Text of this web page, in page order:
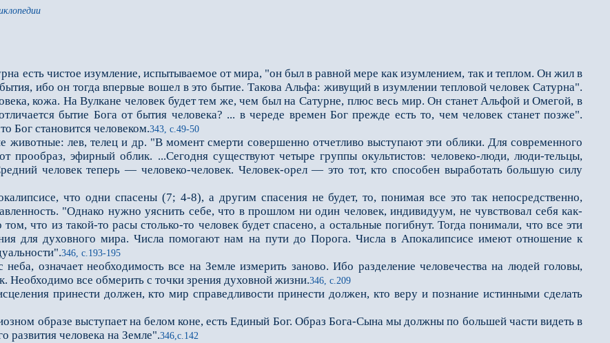
есть чистое изумление, испытываемое от мира, "он был в равной мере как изумлением, так и теплом. Он жил в
ибо он тогда впервые вошел в это бытие. Такова Альфа: живущий в изумлении тепловой человек Сатурна".
кожа. На Вулкане человек будет тем же, чем был на Сатурне, плюс весь мир. Он станет Альфой и Омегой, в
бытие Бога от бытия человека? ... в череде времен Бог прежде есть то, чем человек станет позже".
Бог становится человеком.343, с.49-50
лев, телец и др. "В момент смерти совершенно отчетливо выступают эти облики. Для современного
прообраз, эфирный облик. ...Сегодня существуют четыре группы окультистов: человеко-люди, люди-тельцы,
человек теперь — человеко-человек. Человек-орел — это тот, кто способен выработать большую силу
что одни спасены (7; 4-8), а другим спасения не будет, то, понимая все это так непосредственно,
"Однако нужно уяснить себе, что в прошлом ни один человек, индивидуум, не чувствовал себя как-
что из такой-то расы столько-то человек будет спасено, а остальные погибнут. Тогда понимали, что все эти
для духовного мира. Числа помогают нам на пути до Порога. Числа в Апокалипсисе имеют отношение к
346, с.193-195
означает необходимость все на Земле измерить заново. Ибо разделение человечества на людей головы,
Необходимо все обмерить с точки зрения духовной жизни.346, с.209
принести должен, кто мир справедливости принести должен, кто веру и познание истинными сделать
образе выступает на белом коне, есть Единый Бог. Образ Бога-Сына мы должны по большей части видеть в
развития человека на Земле".346,с.142